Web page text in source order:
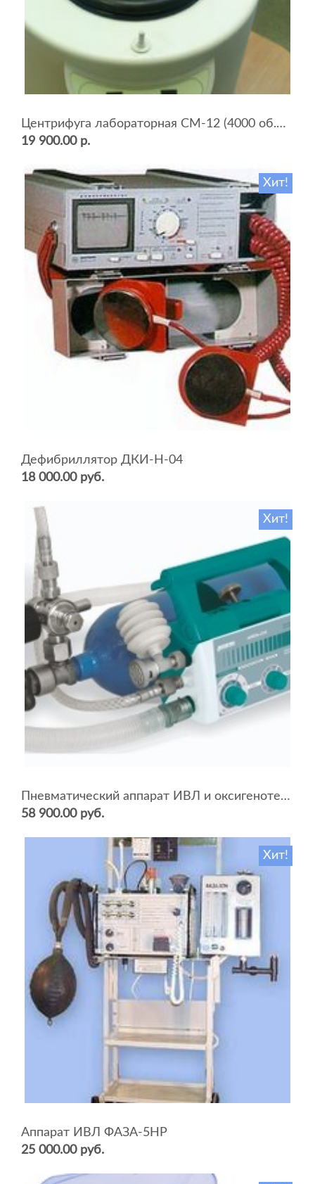
Центрифуга лабораторная СМ-12 (4000 об.мин, 12 пробирок)
19 900.00 р.
Хит!
Дефибриллятор ДКИ-Н-04
18 000.00 руб.
Хит!
Пневматический аппарат ИВЛ и оксигенотерапии портативный АИВЛп-2/20-«ТМТ»
58 900.00 руб.
Хит!
Аппарат ИВЛ ФАЗА-5НР
25 000.00 руб.